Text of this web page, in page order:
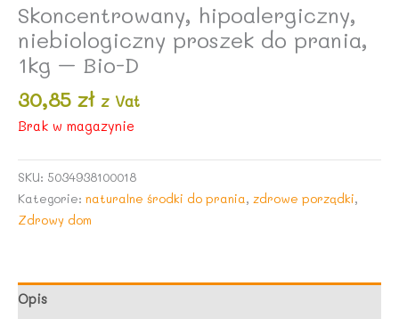
Skoncentrowany, hipoalergiczny,
niebiologiczny proszek do prania,
1kg – Bio-D
30,85 zł z Vat
Brak w magazynie
SKU: 5034938100018
Kategorie: naturalne środki do prania, zdrowe porządki,
Zdrowy dom
Opis